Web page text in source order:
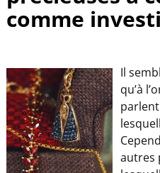
comme
Il
qu’à
autres